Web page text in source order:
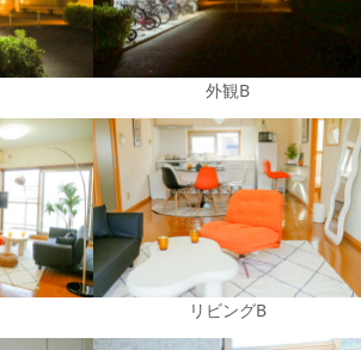
外観B
リビングB